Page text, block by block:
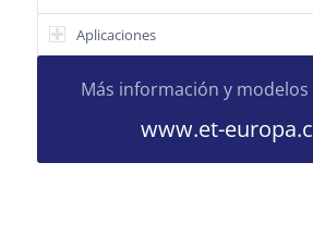
Aplicaciones
Más información y
www.et-